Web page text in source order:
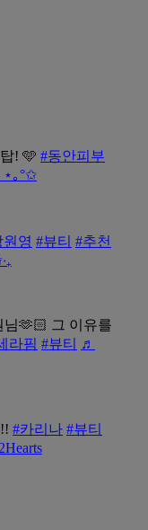
! 🩵 #동안피부
⋆｡°✩
원영 #뷰티 #추천
🫶🏻 그 이유를
라핌 #뷰티
♬
#카리나 #뷰티